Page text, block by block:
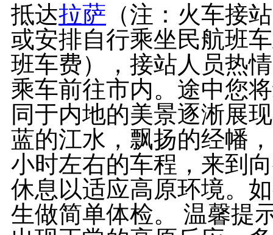
抵达拉萨 （注：火车接
或安排自行乘坐民航班
班车费），接站人员热
乘车前往市内。途中您
同于内地的美景逐淅展
蓝的江水，飘扬的经幡
小时左右的车程，来到
休息以适应高原环境。
生做简单体检。 温馨提